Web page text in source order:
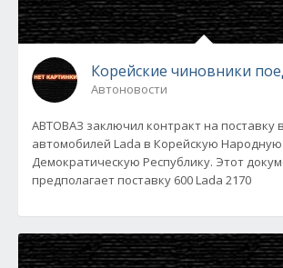
Корейские чиновники
Автоновости
АВТОВАЗ заключил контракт на поставку
автомобилей Lada в Корейскую Народную
Демократическую Республику. Этот
предполагает поставку 600 Lada 2170